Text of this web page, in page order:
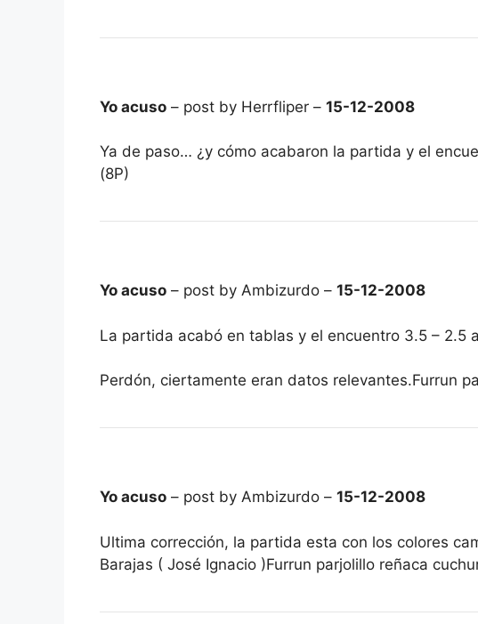
Yo acuso – post by Herrfliper – 15-12-2008
Ya de paso… ¿y cómo acabaron la partida y el
(8P)
Yo acuso – post by Ambizurdo – 15-12-2008
La partida acabó en tablas y el encuentro 3.5 – 2.5
Perdón, ciertamente eran datos relevantes.Furrun
Yo acuso – post by Ambizurdo – 15-12-2008
Ultima corrección, la partida esta con los colores
Barajas ( José Ignacio )Furrun parjolillo reñaca